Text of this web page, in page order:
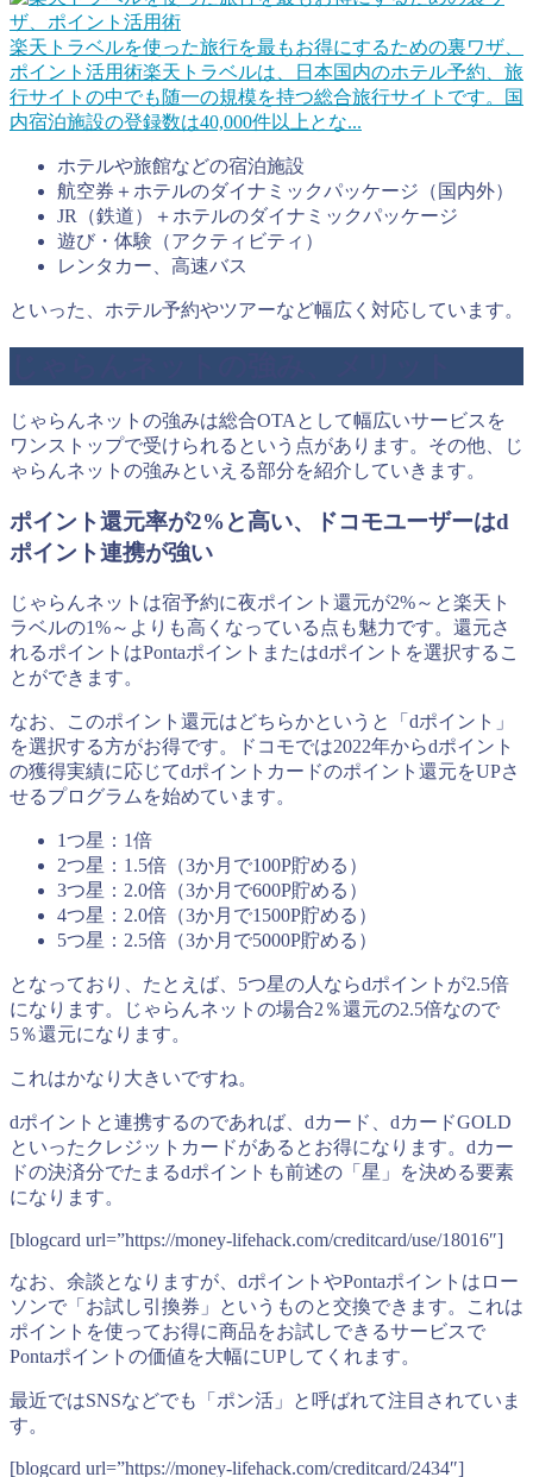
楽天トラベルを使った旅行を最もお得にするための裏ワザ、
ポイント活用術楽天トラベルは、日本国内のホテル予約、旅
行サイトの中でも随一の規模を持つ総合旅行サイトです。国
内宿泊施設の登録数は40,000件以上とな...
ホテルや旅館などの宿泊施設
航空券＋ホテルのダイナミックパッケージ（国内外）
JR（鉄道）＋ホテルのダイナミックパッケージ
遊び・体験（アクティビティ）
レンタカー、高速バス
といった、ホテル予約やツアーなど幅広く対応しています。
じゃらんネットの強みは総合OTAとして幅広いサービスを
ワンストップで受けられるという点があります。その他、じ
ゃらんネットの強みといえる部分を紹介していきます。
ポイント還元率が2%と高い、ドコモユーザーはd
ポイント連携が強い
じゃらんネットは宿予約に夜ポイント還元が2%～と楽天ト
ラベルの1%～よりも高くなっている点も魅力です。還元さ
れるポイントはPontaポイントまたはdポイントを選択するこ
とができます。
なお、このポイント還元はどちらかというと「dポイント」
を選択する方がお得です。ドコモでは2022年からdポイント
の獲得実績に応じてdポイントカードのポイント還元をUPさ
せるプログラムを始めています。
1つ星：1倍
2つ星：1.5倍（3か月で100P貯める）
3つ星：2.0倍（3か月で600P貯める）
4つ星：2.0倍（3か月で1500P貯める）
5つ星：2.5倍（3か月で5000P貯める）
となっており、たとえば、5つ星の人ならdポイントが2.5倍
になります。じゃらんネットの場合2％還元の2.5倍なので
5％還元になります。
これはかなり大きいですね。
dポイントと連携するのであれば、dカード、dカードGOLD
といったクレジットカードがあるとお得になります。dカー
ドの決済分でたまるdポイントも前述の「星」を決める要素
になります。
[blogcard url=”https://money-lifehack.com/creditcard/use/18016″]
なお、余談となりますが、dポイントやPontaポイントはロー
ソンで「お試し引換券」というものと交換できます。これは
ポイントを使ってお得に商品をお試しできるサービスで
Pontaポイントの価値を大幅にUPしてくれます。
最近ではSNSなどでも「ポン活」と呼ばれて注目されていま
す。
[blogcard url=”https://money-lifehack.com/creditcard/2434″]